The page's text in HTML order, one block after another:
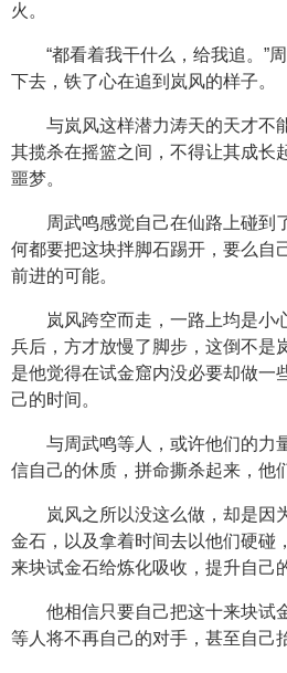
火。
“都看着我干什么，给我追。”
下去，铁了心在追到岚风的样子。
与岚风这样潜力涛天的天才不
其揽杀在摇篮之间，不得让其成长
噩梦。
周武鸣感觉自己在仙路上碰到
何都要把这块拌脚石踢开，要么自
前进的可能。
岚风跨空而走，一路上均是小
兵后，方才放慢了脚步，这倒不是
是他觉得在试金窟内没必要却做一
己的时间。
与周武鸣等人，或许他们的力
信自己的休质，拼命撕杀起来，他
岚风之所以没这么做，却是因
金石，以及拿着时间去以他们硬碰
来块试金石给炼化吸收，提升自己
他相信只要自己把这十来块试
等人将不再自己的对手，甚至自己